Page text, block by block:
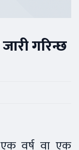
गरिन्छ
एक वर्ष वा एक